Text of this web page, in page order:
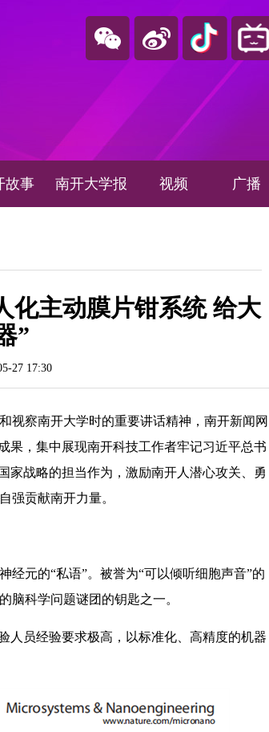
故事 南开大学报 视频 广播
化主动膜片钳系统 给大
”
27 17:30
视察南开大学时的重要讲话精神，南开新闻网
果，集中展现南开科技工作者牢记习近平总书
家战略的担当作为，激励南开人潜心攻关、勇
强贡献南开力量。
元的“私语”。被誉为“可以倾听细胞声音”的
脑科学问题谜团的钥匙之一。
员经验要求极高，以标准化、高精度的机器